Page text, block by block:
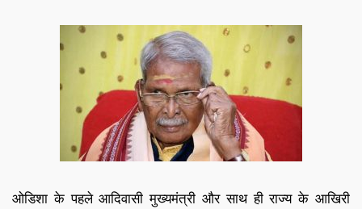
ओडिशा के पहले आदिवासी मुख्यमंत्री और साथ ही राज्य के आखिरी